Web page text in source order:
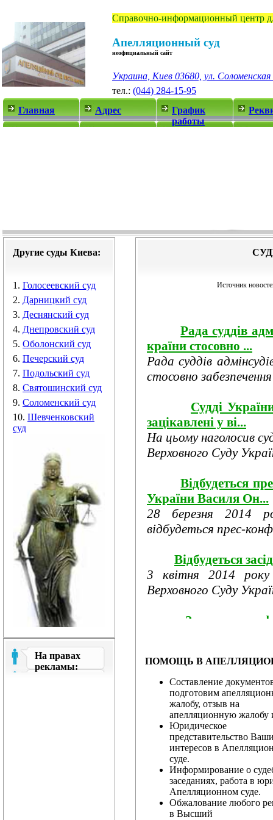
Справочно-информационный центр
Апелляционный суд
неофициальный сайт
Украина, Киев 03680, ул. Соломенская
тел.: (044) 284-15-95
Главная
Адрес
График
работы
Другие суды Киева:
1. Голосеевский суд
2. Дарницкий суд
3. Деснянский суд
4. Днепровский суд
5. Оболонский суд
6. Печерский суд
7. Подольский суд
8. Святошинский суд
9. Соломенский суд
10. Шевченковский
суд
На правах
рекламы:
Источник
Рада суддів
країни стосовно ...
Рада суддів
стосовно
Судді
зацікавлені у ві...
На цьому наголосив
Верховного Суду
Відбудеться
України Василя Он...
28 березня 2014
відбудеться прес-
Відбудеться
3 квітня 2014
Верховного Суду
Затверджено
про розгляд
Рада суддів
програми заході...
24 березня 2014
господарських судів.
&...
Звернення
ПОМОЩЬ В
Составление
подготовим
жалобу, отзыв на
апелляционную жалобу
Юридическое
представительство
интересов в
суде.
Информирование о
заседаниях, работа в
Апелляционном суде.
Обжалование любого
в Высший